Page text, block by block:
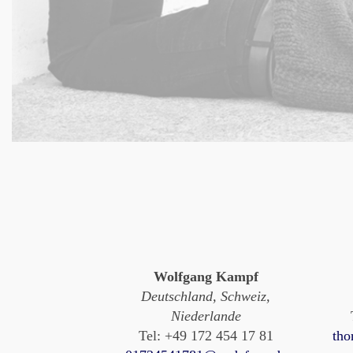
Wolfgang Kampf
Deutschland, Schweiz,
Niederlande
Tel: +49 172 454 17 81